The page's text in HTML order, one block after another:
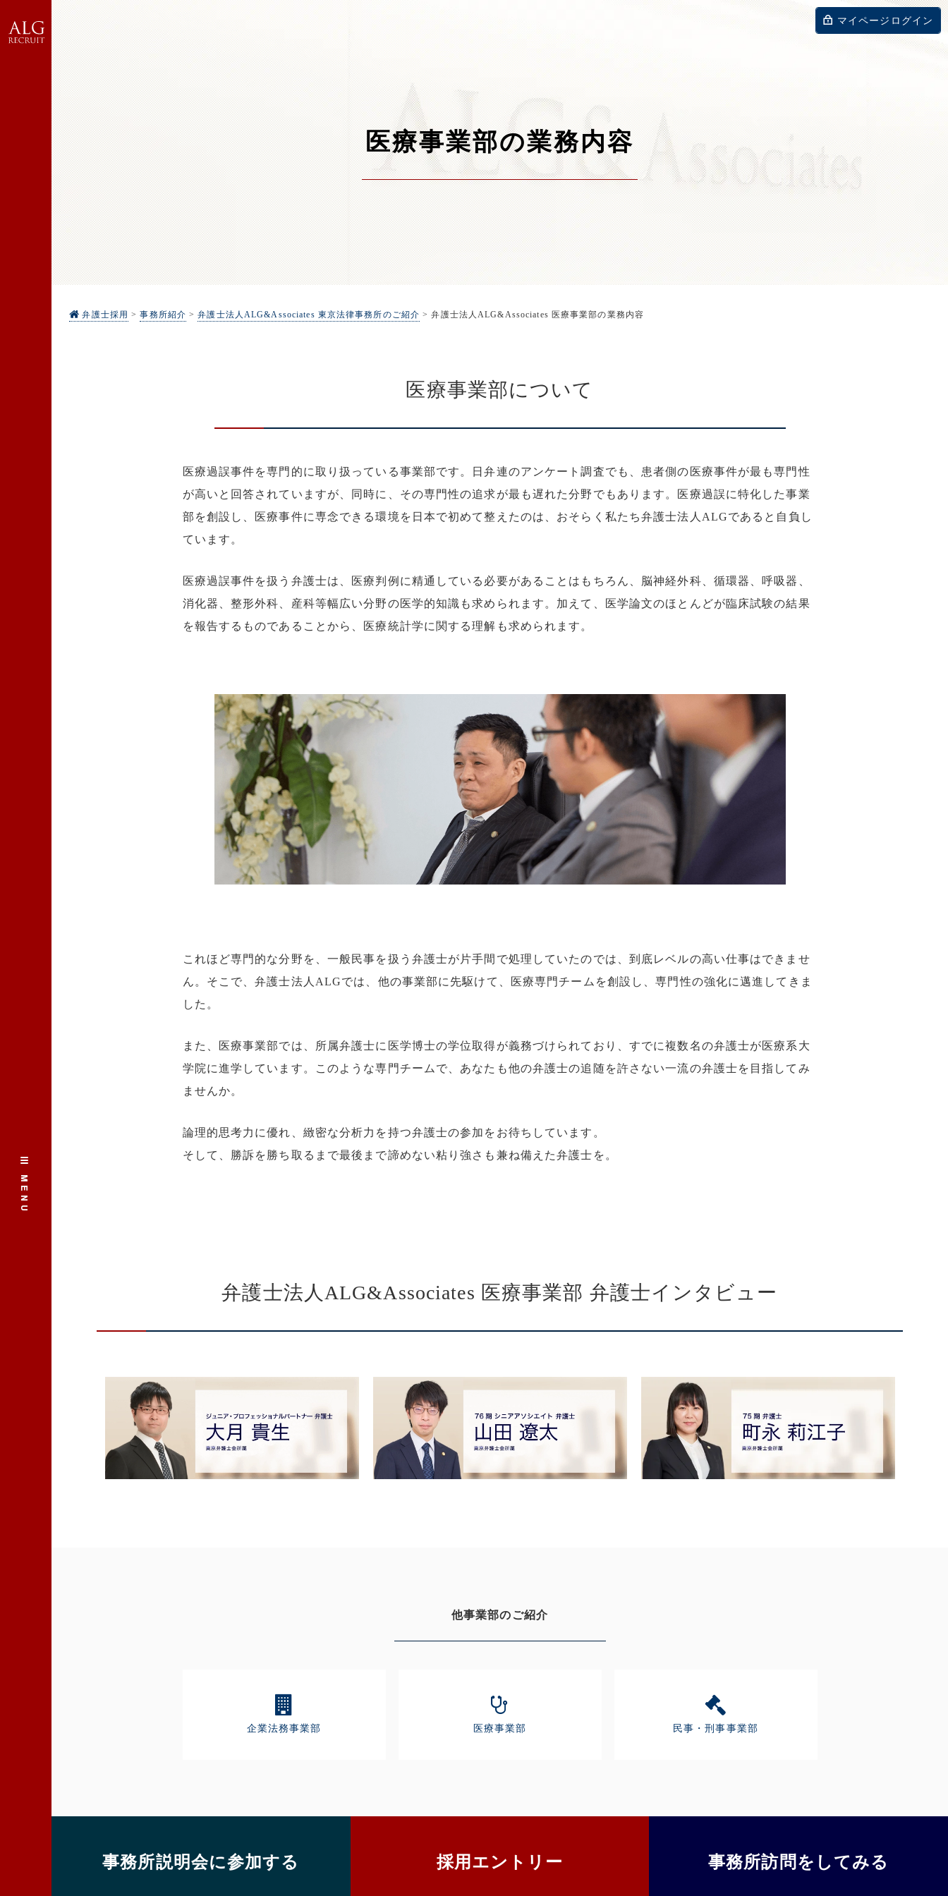
マイページログイン
医療事業部の業務内容
弁護士採用 >事務所紹介 >弁護士法人ALG&Associates 東京法律事務所のご紹介 >弁護士法人ALG&Associates 医療事業部の業務内容
医療事業部について
医療過誤事件を専門的に取り扱っている事業部です。日弁連のアンケート調査でも、患者側の医療事件が最も専門性
が高いと回答されていますが、同時に、その専門性の追求が最も遅れた分野でもあります。医療過誤に特化した事業
部を創設し、医療事件に専念できる環境を日本で初めて整えたのは、おそらく私たち弁護士法人ALGであると自負し
ています。
医療過誤事件を扱う弁護士は、医療判例に精通している必要があることはもちろん、脳神経外科、循環器、呼吸器、
消化器、整形外科、産科等幅広い分野の医学的知識も求められます。加えて、医学論文のほとんどが臨床試験の結果
を報告するものであることから、医療統計学に関する理解も求められます。
これほど専門的な分野を、一般民事を扱う弁護士が片手間で処理していたのでは、到底レベルの高い仕事はできませ
ん。そこで、弁護士法人ALGでは、他の事業部に先駆けて、医療専門チームを創設し、専門性の強化に邁進してきま
した。
また、医療事業部では、所属弁護士に医学博士の学位取得が義務づけられており、すでに複数名の弁護士が医療系大
学院に進学しています。このような専門チームで、あなたも他の弁護士の追随を許さない一流の弁護士を目指してみ
ませんか。
論理的思考力に優れ、緻密な分析力を持つ弁護士の参加をお待ちしています。
そして、勝訴を勝ち取るまで最後まで諦めない粘り強さも兼ね備えた弁護士を。
弁護士法人ALG&Associates 医療事業部 弁護士インタビュー
他事業部のご紹介
企業法務事業部 医療事業部 民事・刑事事業部
事務所説明会に参加する 採用エントリー 事務所訪問をしてみる